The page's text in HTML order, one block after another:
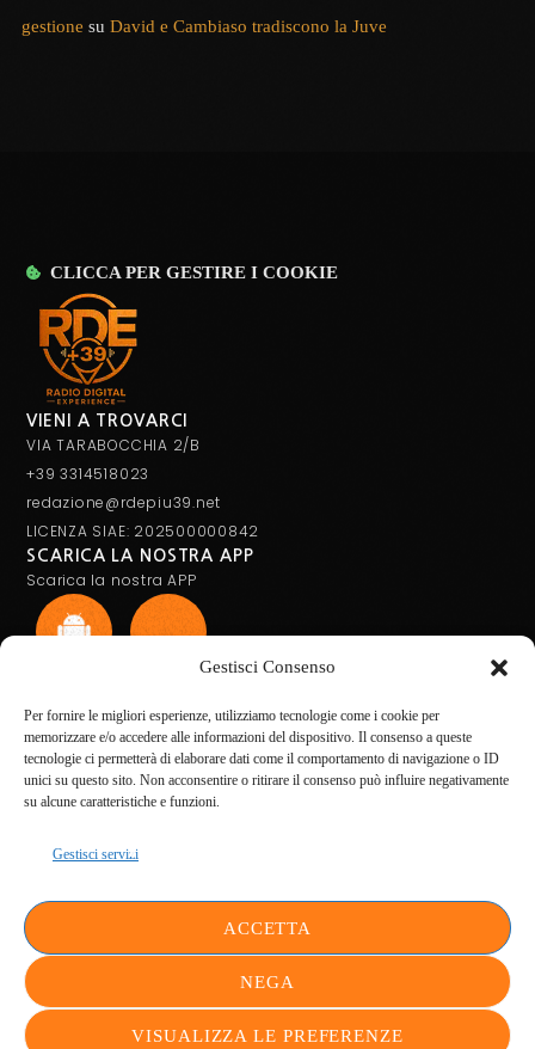
Gestisci Consenso
Per fornire le migliori esperienze, utilizziamo tecnologie come i cookie per
memorizzare e/o accedere alle informazioni del dispositivo. Il consenso a queste
tecnologie ci permetterà di elaborare dati come il comportamento di navigazione o ID
unici su questo sito. Non acconsentire o ritirare il consenso può influire negativamente
su alcune caratteristiche e funzioni.
Gestisci servizi
ACCETTA
NEGA
VISUALIZZA LE PREFERENZE
gestione su David e Cambiaso tradiscono la Juve
CLICCA PER GESTIRE I COOKIE
VIENI A TROVARCI
VIA TARABOCCHIA 2/B
+39 3314518023
redazione@rdepiu39.net
LICENZA SIAE: 202500000842
SCARICA LA NOSTRA APP
Scarica la nostra APP
RDE+39LA RADIO
COOKIE POLICY
PODCASTS
DOCUMENTI